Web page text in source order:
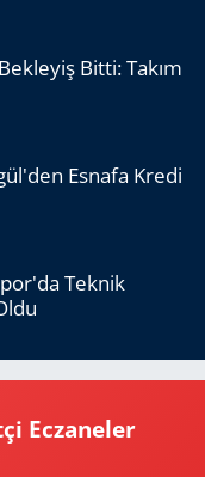
Bitti: Takım
Esnafa Kredi
Teknik
Eczaneler